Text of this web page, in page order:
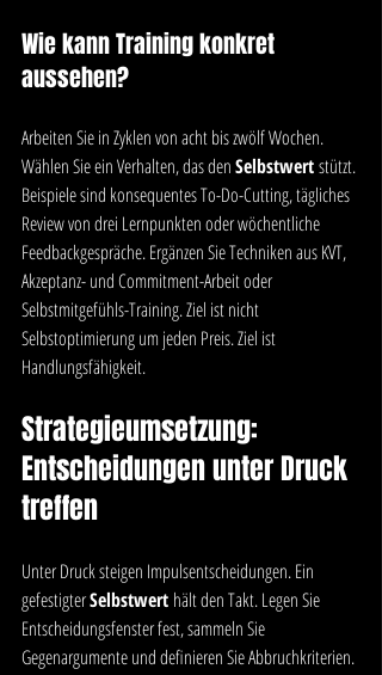
Wie kann Training konkret
aussehen?
Arbeiten Sie in Zyklen von acht bis zwölf Wochen.
Wählen Sie ein Verhalten, das den Selbstwert stützt.
Beispiele sind konsequentes To-Do-Cutting, tägliches
Review von drei Lernpunkten oder wöchentliche
Feedbackgespräche. Ergänzen Sie Techniken aus KVT,
Akzeptanz- und Commitment-Arbeit oder
Selbstmitgefühls-Training. Ziel ist nicht
Selbstoptimierung um jeden Preis. Ziel ist
Handlungsfähigkeit.
Strategieumsetzung:
Entscheidungen unter Druck
treffen
Unter Druck steigen Impulsentscheidungen. Ein
gefestigter Selbstwert hält den Takt. Legen Sie
Entscheidungsfenster fest, sammeln Sie
Gegenargumente und definieren Sie Abbruchkriterien.